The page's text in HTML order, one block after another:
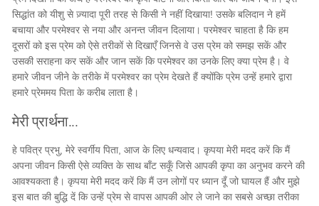
सिद्धांत को यीशु से ज़्यादा पूरी तरह से किसी ने नहीं दिखाया! उसके बलिदान ने हमें
बचाया और परमेश्वर से नया और अनन्त जीवन दिलाया। परमेश्वर चाहता है कि हम
दूसरों को इस प्रेम को ऐसे तरीकों से दिखाएँ जिनसे वे उस प्रेम को समझ सकें और
उसकी सराहना कर सकें और जान सकें कि परमेश्वर का उनके लिए क्या प्रेम है। वे
हमारे जीवन जीने के तरीके में परमेश्वर का प्रेम देखते हैं क्योंकि प्रेम उन्हें हमारे द्वारा
हमारे प्रेममय पिता के करीब लाता है।
मेरी प्रार्थना...
हे पवित्र प्रभु, मेरे स्वर्गीय पिता, आज के लिए धन्यवाद। कृपया मेरी मदद करें कि मैं
अपना जीवन किसी ऐसे व्यक्ति के साथ बाँट सकूँ जिसे आपकी कृपा का अनुभव करने की
आवश्यकता है। कृपया मेरी मदद करें कि मैं उन लोगों पर ध्यान दूँ जो घायल हैं और मुझे
इस बात की बुद्धि दें कि उन्हें प्रेम से वापस आपकी ओर ले जाने का सबसे अच्छा तरीका